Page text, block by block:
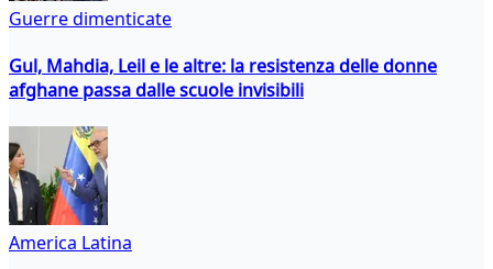
Guerre dimenticate
Gul, Mahdia, Leil e le altre: la resistenza delle donne
afghane passa dalle scuole invisibili
America Latina